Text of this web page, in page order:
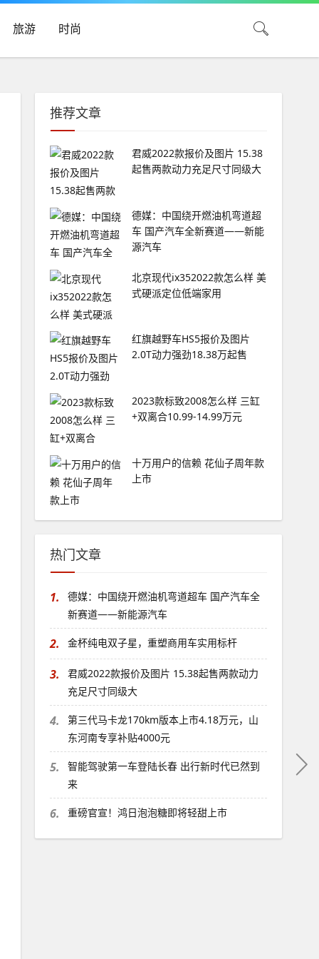
旅游 时尚
推荐文章
君威2022款报价及图片 15.38
起售两款动力充足尺寸同级大
德媒：中国绕开燃油机弯道超
车 国产汽车全新赛道——新能
源汽车
北京现代ix352022款怎么样 美
式硬派定位低端家用
红旗越野车HS5报价及图片
2.0T动力强劲18.38万起售
2023款标致2008怎么样 三缸
+双离合10.99-14.99万元
十万用户的信赖 花仙子周年款
上市
热门文章
1.
德媒：中国绕开燃油机弯道超车 国产汽车全
新赛道——新能源汽车
2. 金杯纯电双子星，重塑商用车实用标杆
3.
君威2022款报价及图片 15.38起售两款动力
充足尺寸同级大
4.
第三代马卡龙170km版本上市4.18万元，山
东河南专享补贴4000元
5.
智能驾驶第一车登陆长春 出行新时代已然到
来
6. 重磅官宣！鸿日泡泡糖即将轻甜上市